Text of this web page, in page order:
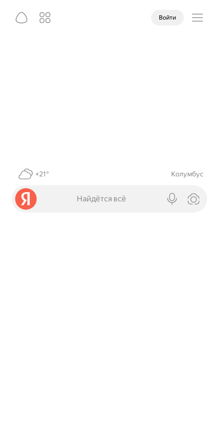
Войти
+21° Колумбус
Найдётся всё